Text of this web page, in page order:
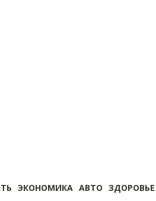
ЭКОНОМИКА АВТО ЗДОРОВЬЕ